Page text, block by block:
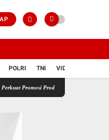
POLRI TNI VIDIO
Produk Mitra Binaan Melalui Inovasi